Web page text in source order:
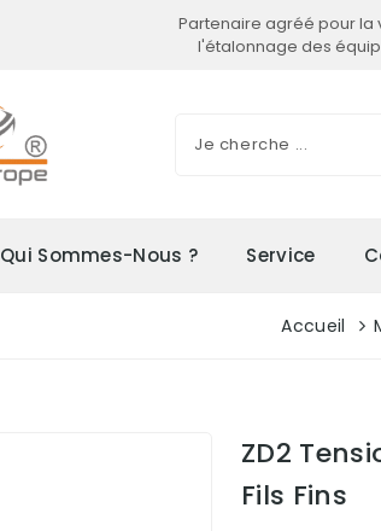
Partenaire agréé pour la
l'étalonnage des
Qui Sommes-Nous ? Service
Accueil
ZD2
Fils Fins